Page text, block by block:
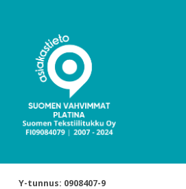
Y-tunnus: 0908407-9